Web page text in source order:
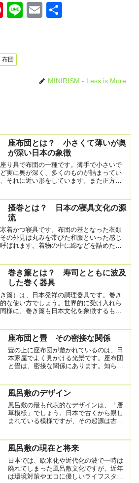
Pi
e
Li
E
布団
MINIRISM - Less is More
座布団とは？ 小さくて薄いが奥
が深い日本の象徴
り具で布団の一種です。薄手で小さいで
実に奥が深く、多くのものが詰まってい
それに近い形をしています。また正方形
掻巻とは？ 日本の寝具文化の源
流
着かつ寝具です。布団の基となった衣類
の外見は丸みを帯びた和服といった感じ
ばれます。着物の中に綿などを詰めたも
巻き簾とは？ 寿司とともに波及
した巻く器具
簾）は、日本発祥の調理器具です。巻き
な使い方でしょう。世界的に受け入れら
様に、巻き簾も日本文化を象徴するもの
座布団と畳 その密接な関係
畳の上に座布団が敷かれているのは、日
本家屋でよく見かける光景です。座布団
と畳は、密接な関係にあります。知られ
と、さらに柔らかくなり座り心地が良く
なります。畳も座布団も地...
風呂敷のデザイン
風呂敷の最も代表的なデザインは、「唐
草模様」でしょう。日本で古くから親し
まれている模様ですが、その起源は古代
れ、シルクロードを経て奈良時代ごろに
日本に伝わったと考えられて...
風呂敷の現在と将来
日本では、欧米化や近代化の波で一時は
廃れてしまった風呂敷文化ですが、近年
は環境対策やエコに優しいライフスタイ